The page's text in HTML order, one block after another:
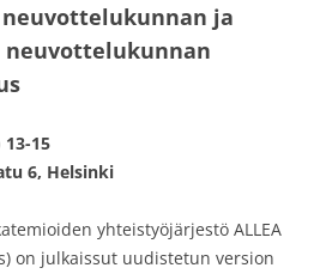
ja
15
6, Helsinki
yhteistyöjärjestö ALLEA
on julkaissut uudistetun version